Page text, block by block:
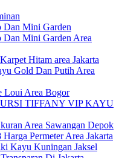
Dan Mini Garden
Dan Mini Garden Area
Hitam area Jakarta
Gold Dan Putih Area
Loui Area Bogor
TIFFANY VIP KAYU
Area Sawangan Depok
Permeter Area Jakarta
Kayu Kuningan Jaksel